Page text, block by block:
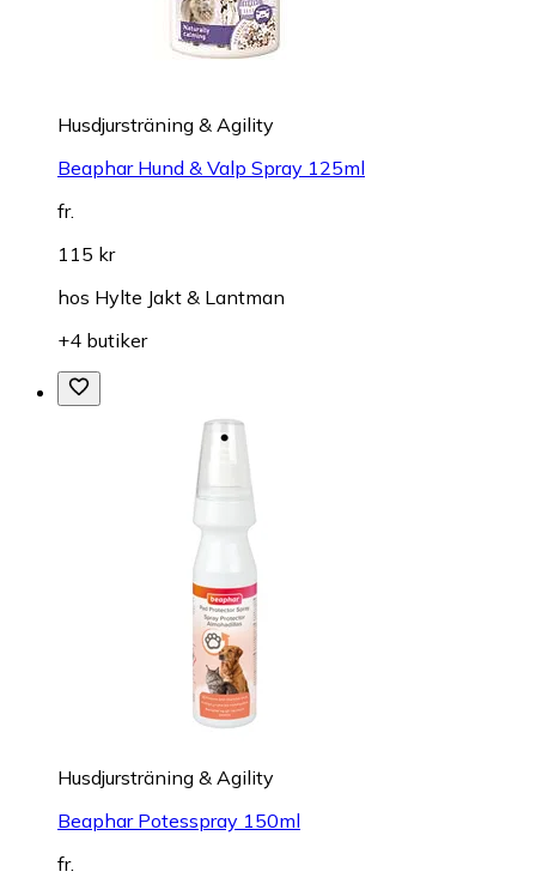
Husdjursträning & Agility
Beaphar Hund & Valp Spray 125ml
fr.
115 kr
hos Hylte Jakt & Lantman
+4 butiker
Husdjursträning & Agility
Beaphar Potesspray 150ml
fr.